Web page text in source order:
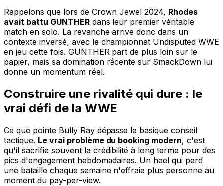
Rappelons que lors de Crown Jewel 2024, Rhodes
avait battu GUNTHER dans leur premier véritable
match en solo. La revanche arrive donc dans un
contexte inversé, avec le championnat Undisputed WWE
en jeu cette fois. GUNTHER part de plus loin sur le
papier, mais sa domination récente sur SmackDown lui
donne un momentum réel.
Construire une rivalité qui dure : le
vrai défi de la WWE
Ce que pointe Bully Ray dépasse le basique conseil
tactique. Le vrai problème du booking modern, c'est
qu'il sacrifie souvent la crédibilité à long terme pour des
pics d'engagement hebdomadaires. Un heel qui perd
une bataille chaque semaine n'effraie plus personne au
moment du pay-per-view.